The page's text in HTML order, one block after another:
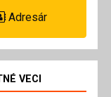
Adresár
VECI